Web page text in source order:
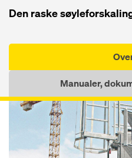
Den raske
Manualer,